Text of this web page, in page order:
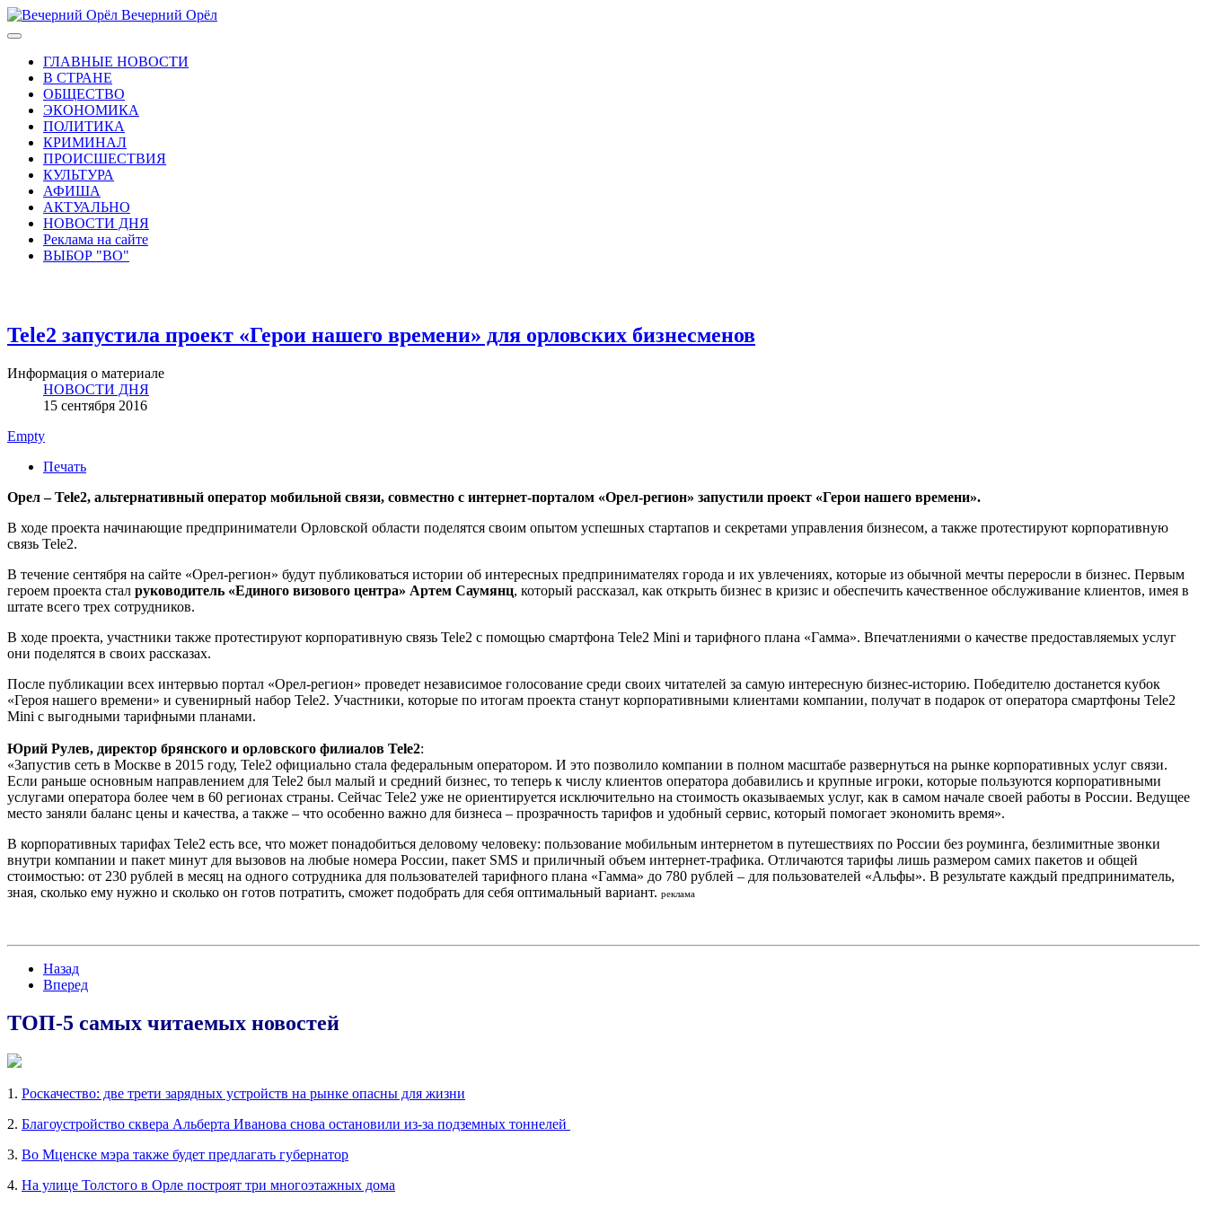
Вечерний Орёл
ГЛАВНЫЕ НОВОСТИ
В СТРАНЕ
ОБЩЕСТВО
ЭКОНОМИКА
ПОЛИТИКА
КРИМИНАЛ
ПРОИСШЕСТВИЯ
КУЛЬТУРА
АФИША
АКТУАЛЬНО
НОВОСТИ ДНЯ
Реклама на сайте
ВЫБОР "ВО"
Tele2 запустила проект «Герои нашего времени» для орловских бизнесменов
Информация о материале
НОВОСТИ ДНЯ
15 сентября 2016
Empty
Печать
Орел – Tele2, альтернативный оператор мобильной связи, совместно с интернет-порталом «Орел-регион» запустили проект «Герои нашего времени».
В ходе проекта начинающие предприниматели Орловской области поделятся своим опытом успешных стартапов и секретами управления бизнесом, а также протестируют корпоративную
связь Tele2.
В течение сентября на сайте «Орел-регион» будут публиковаться истории об интересных предпринимателях города и их увлечениях, которые из обычной мечты переросли в бизнес. Первым
героем проекта стал руководитель «Единого визового центра» Артем Саумянц, который рассказал, как открыть бизнес в кризис и обеспечить качественное обслуживание клиентов, имея в
штате всего трех сотрудников.
В ходе проекта, участники также протестируют корпоративную связь Tele2 с помощью смартфона Tele2 Mini и тарифного плана «Гамма». Впечатлениями о качестве предоставляемых услуг
они поделятся в своих рассказах.
После публикации всех интервью портал «Орел-регион» проведет независимое голосование среди своих читателей за самую интересную бизнес-историю. Победителю достанется кубок
«Героя нашего времени» и сувенирный набор Tele2. Участники, которые по итогам проекта станут корпоративными клиентами компании, получат в подарок от оператора смартфоны Tele2
Mini с выгодными тарифными планами.
Юрий Рулев, директор брянского и орловского филиалов Tele2:
«Запустив сеть в Москве в 2015 году, Tele2 официально стала федеральным оператором. И это позволило компании в полном масштабе развернуться на рынке корпоративных услуг связи.
Если раньше основным направлением для Tele2 был малый и средний бизнес, то теперь к числу клиентов оператора добавились и крупные игроки, которые пользуются корпоративными
услугами оператора более чем в 60 регионах страны. Сейчас Tele2 уже не ориентируется исключительно на стоимость оказываемых услуг, как в самом начале своей работы в России. Ведущее
место заняли баланс цены и качества, а также – что особенно важно для бизнеса – прозрачность тарифов и удобный сервис, который помогает экономить время».
В корпоративных тарифах Tele2 есть все, что может понадобиться деловому человеку: пользование мобильным интернетом в путешествиях по России без роуминга, безлимитные звонки
внутри компании и пакет минут для вызовов на любые номера России, пакет SMS и приличный объем интернет-трафика. Отличаются тарифы лишь размером самих пакетов и общей
стоимостью: от 230 рублей в месяц на одного сотрудника для пользователей тарифного плана «Гамма» до 780 рублей – для пользователей «Альфы». В результате каждый предприниматель,
зная, сколько ему нужно и сколько он готов потратить, сможет подобрать для себя оптимальный вариант. реклама
Назад
Вперед
ТОП-5 самых читаемых новостей
1. Роскачество: две трети зарядных устройств на рынке опасны для жизни
2. Благоустройство сквера Альберта Иванова снова остановили из-за подземных тоннелей
3. Во Мценске мэра также будет предлагать губернатор
4. На улице Толстого в Орле построят три многоэтажных дома